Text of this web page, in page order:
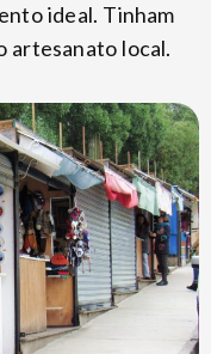
ideal. Tinham
artesanato local.